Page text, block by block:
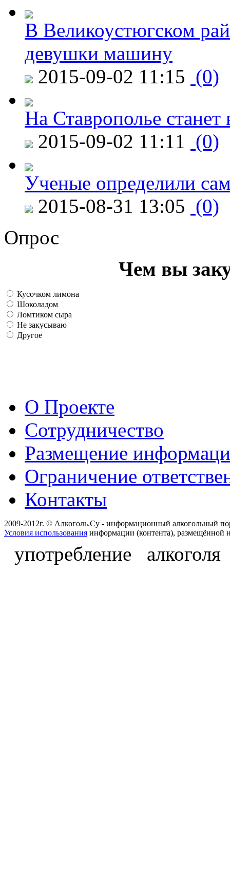
В Великоустюгском
девушки машину
2015-09-02 11:15 (0)
На Ставрополье
2015-09-02 11:11 (0)
Ученые определили
2015-08-31 13:05 (0)
Опрос
Чем вы
Кусочком лимона
Шоколадом
Ломтиком сыра
Не закусываю
Другое
О Проекте
Сотрудничество
Размещение
Ограничение
Контакты
2009-2012г. © Алкоголь.Су - информационный алкогольный
Условия использования информации (контента), размещённой
употребление